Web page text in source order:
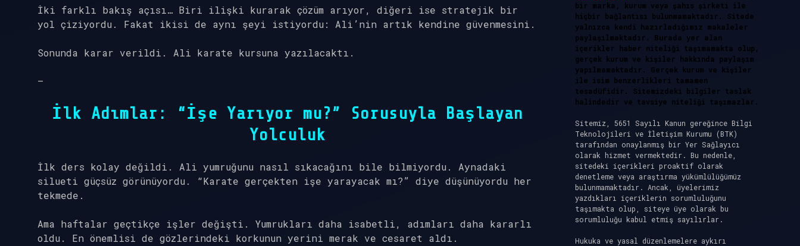
İki farklı bakış açısı… Biri ilişki kurarak çözüm arıyor, diğeri ise stratejik bir
yol çiziyordu. Fakat ikisi de aynı şeyi istiyordu: Ali’nin artık kendine güvenmesini.
Sonunda karar verildi. Ali karate kursuna yazılacaktı.
—
İlk Adımlar: “İşe Yarıyor mu?” Sorusuyla Başlayan
Yolculuk
İlk ders kolay değildi. Ali yumruğunu nasıl sıkacağını bile bilmiyordu. Aynadaki
silueti güçsüz görünüyordu. “Karate gerçekten işe yarayacak mı?” diye düşünüyordu her
tekmede.
Ama haftalar geçtikçe işler değişti. Yumrukları daha isabetli, adımları daha kararlı
oldu. En önemlisi de gözlerindeki korkunun yerini merak ve cesaret aldı.
bir marka, kurum veya şahıs şirketi ile
hiçbir bağlantısı bulunmamaktadır. Sitede
yalnızca kendi hazırladığımız makaleler
paylaşılmaktadır. Burada yer alan
içerikler haber niteliği taşımamakta olup,
gerçek kurum ve kişiler hakkında paylaşım
yapılmamaktadır. Gerçek kurum ve kişiler
ile isim benzerlikleri tamamen
tesadüfidir. Sitemizdeki bilgiler taslak
halindedir ve tavsiye niteliği taşımazlar.
Sitemiz, 5651 Sayılı Kanun gereğince Bilgi
Teknolojileri ve İletişim Kurumu (BTK)
tarafından onaylanmış bir Yer Sağlayıcı
olarak hizmet vermektedir. Bu nedenle,
sitedeki içerikleri proaktif olarak
denetleme veya araştırma yükümlülüğümüz
bulunmamaktadır. Ancak, üyelerimiz
yazdıkları içeriklerin sorumluluğunu
taşımakta olup, siteye üye olarak bu
sorumluluğu kabul etmiş sayılırlar.
Hukuka ve yasal düzenlemelere aykırı